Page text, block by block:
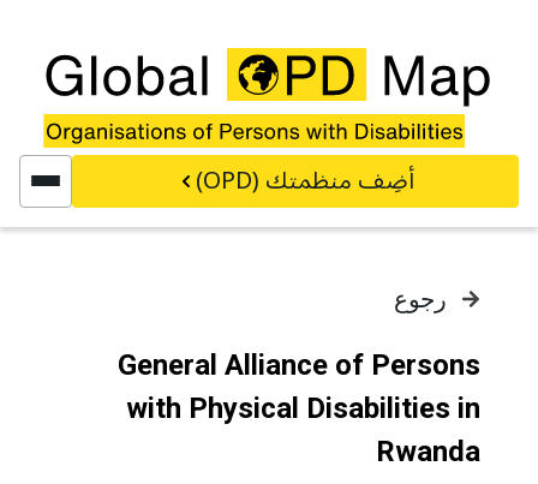
أضِف منظمتك (OPD)
رجوع
General Alliance of Persons
with Physical Disabilities in
Rwanda